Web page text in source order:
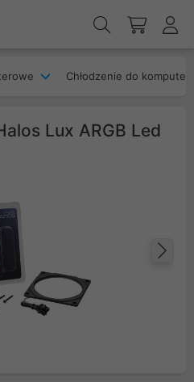
Chłodzenie do
Lux ARGB Led